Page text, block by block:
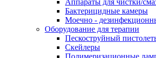
Бактерицидные камеры
Моечно -
Оборудование для терапии
Пескоструйный
Скейлеры
Полимеризационные